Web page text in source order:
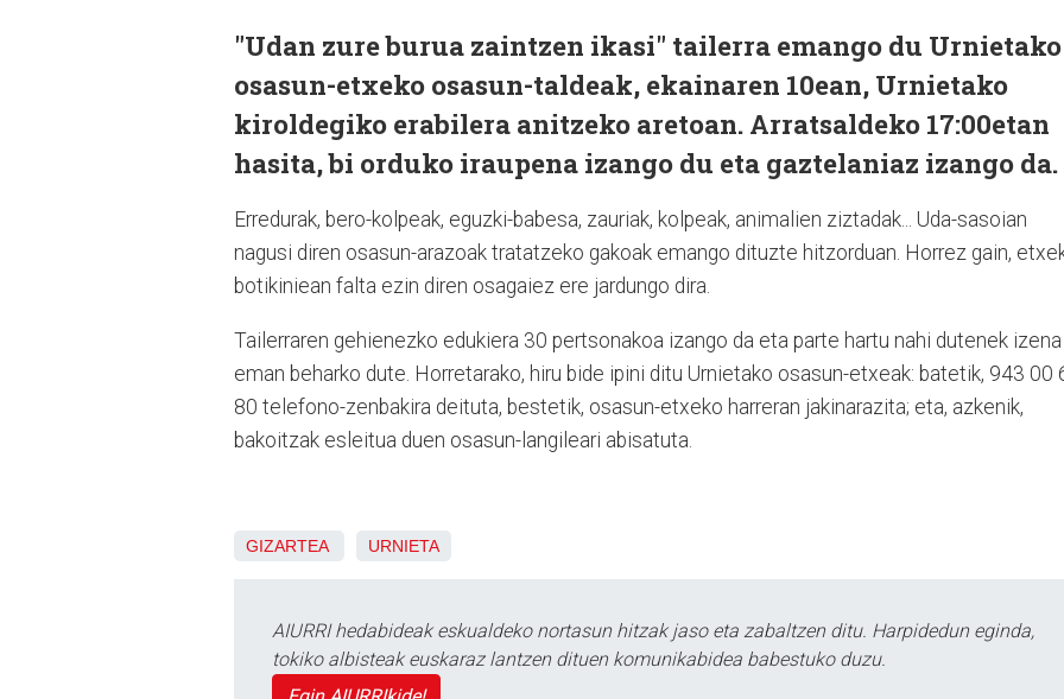
"Udan zure burua zaintzen ikasi" tailerra emango du Urnietako
osasun-etxeko osasun-taldeak, ekainaren 10ean, Urnietako
kiroldegiko erabilera anitzeko aretoan. Arratsaldeko 17:00etan
hasita, bi orduko iraupena izango du eta gaztelaniaz izango da.
Erredurak, bero-kolpeak, eguzki-babesa, zauriak, kolpeak, animalien ziztadak... Uda-sasoian
nagusi diren osasun-arazoak tratatzeko gakoak emango dituzte hitzorduan. Horrez gain,
botikiniean falta ezin diren osagaiez ere jardungo dira.
Tailerraren gehienezko edukiera 30 pertsonakoa izango da eta parte hartu nahi dutenek izena
eman beharko dute. Horretarako, hiru bide ipini ditu Urnietako osasun-etxeak: batetik, 943 00
80 telefono-zenbakira deituta, bestetik, osasun-etxeko harreran jakinarazita; eta, azkenik,
bakoitzak esleitua duen osasun-langileari abisatuta.
GIZARTEA URNIETA
AIURRI hedabideak eskualdeko nortasun hitzak jaso eta zabaltzen ditu. Harpidedun eginda,
tokiko albisteak euskaraz lantzen dituen komunikabidea babestuko duzu.